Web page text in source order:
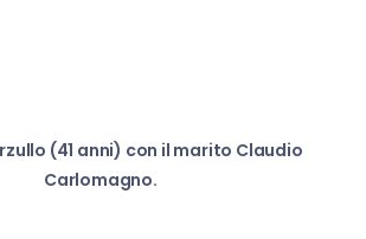
(41 anni) con il marito Claudio
Carlomagno.